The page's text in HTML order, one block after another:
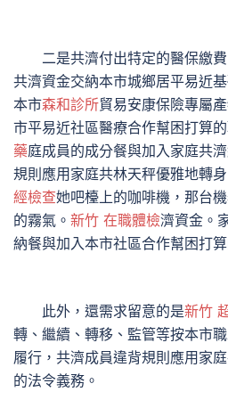
二是共濟付出特定的醫保繳
共濟資金交納本市城鄉居平易近
本市森和診所貿易安康保險專屬
市平易近社區醫療合作幫困打算
藥庭成員的成分餐與加入家庭共
規則應用家庭共林天秤優雅地轉
經檢查她吧檯上的咖啡機，那台
的霧氣。 新竹 在職體檢濟資金。
納餐與加入本市社區合作幫困打
此外，還需求留意的是新竹
轉、繼續、轉移、監管等按本市
履行，共濟成員違背規則應用家
的法令義務。